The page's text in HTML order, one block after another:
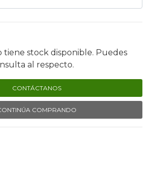
tiene stock disponible. Puedes
al respecto.
CONTÁCTANOS
COMPRANDO